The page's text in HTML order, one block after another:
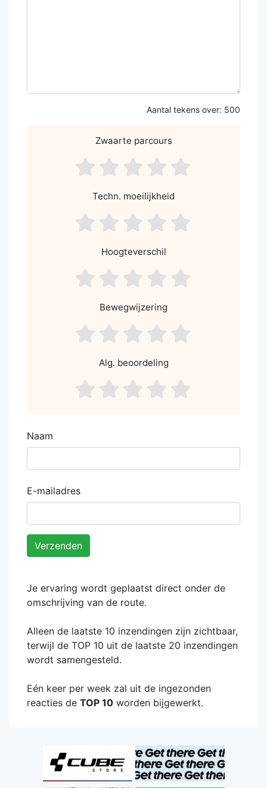
Aantal tekens over: 500
Zwaarte parcours
asdf4
asdf3
asdf2
asdf1
Techn. moeilijkheid
asdf4
asdf3
asdf2
asdf1
Hoogteverschil
asdf4
asdf3
asdf2
asdf1
Bewegwijzering
asdf4
asdf3
asdf2
asdf1
Alg. beoordeling
asdf4
asdf3
asdf2
asdf1
Naam
E-mailadres
Verzenden
Je ervaring wordt geplaatst direct onder de
omschrijving van de route.
Alleen de laatste 10 inzendingen zijn zichtbaar,
terwijl de TOP 10 uit de laatste 20 inzendingen
wordt samengesteld.
Eén keer per week zal uit de ingezonden
reacties de TOP 10 worden bijgewerkt.